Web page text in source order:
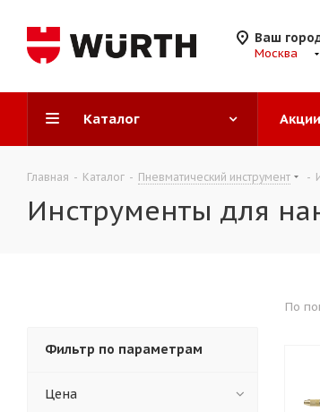
Ваш
Москва
Каталог Акции
Главная - Каталог - Пневматический инструмент -
Инструменты для
По
Фильтр по параметрам
Цена